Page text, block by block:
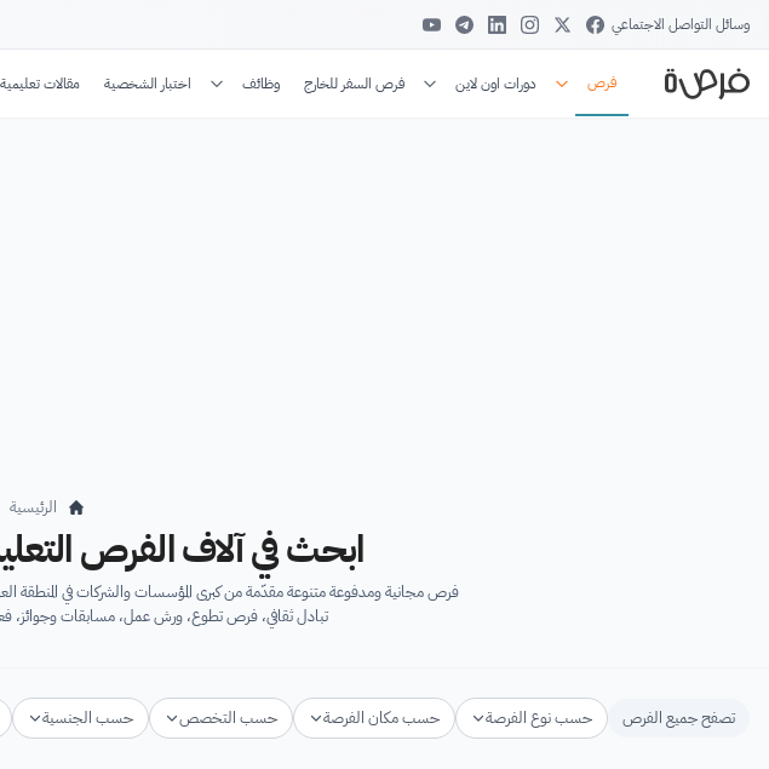
وسائل التواصل الاجتماعي
فرص دورات اون لاين فرص السفر للخارج وظائف اختبار الشخصية مقالات تعليمية
الرئيسية
ابحث في آلاف الفرص
فرص مجانية ومدفوعة متنوعة مقدّمة من كبرى المؤسسات والشركات في المنطقة
تبادل ثقافي، فرص تطوع، ورش عمل، مسابقات وجوائز،
تصفح جميع الفرص حسب نوع الفرصة حسب مكان الفرصة حسب التخصص حسب الجنسية